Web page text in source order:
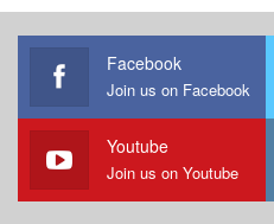
Facebook
Join us on Facebook
Youtube
Join us on Youtube